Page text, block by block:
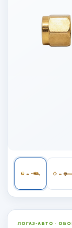
ЛОГАЗ-АВТО ·